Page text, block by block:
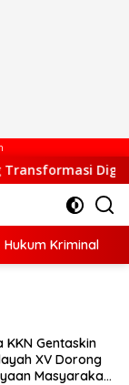
Digital, Hadiri
Hukum Kriminal
KKN Gentaskin
XV Dorong
Masyarakat